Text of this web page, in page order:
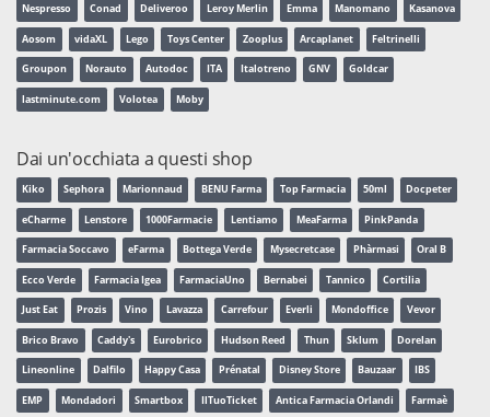
Nespresso Conad Deliveroo Leroy Merlin Emma Manomano Kasanova
Aosom vidaXL Lego Toys Center Zooplus Arcaplanet Feltrinelli
Groupon Norauto Autodoc ITA Italotreno GNV Goldcar
lastminute.com Volotea Moby
Dai un'occhiata a questi shop
Kiko Sephora Marionnaud BENU Farma Top Farmacia 50ml Docpeter
eCharme Lenstore 1000Farmacie Lentiamo MeaFarma PinkPanda
Farmacia Soccavo eFarma Bottega Verde Mysecretcase Phàrmasi Oral B
Ecco Verde Farmacia Igea FarmaciaUno Bernabei Tannico Cortilia
Just Eat Prozis Vino Lavazza Carrefour Everli Mondoffice Vevor
Brico Bravo Caddy's Eurobrico Hudson Reed Thun Sklum Dorelan
Lineonline Dalfilo Happy Casa Prénatal Disney Store Bauzaar IBS
EMP Mondadori Smartbox IlTuoTicket Antica Farmacia Orlandi Farmaè